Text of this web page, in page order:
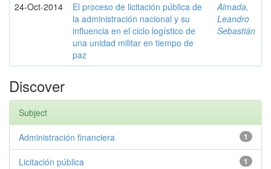
24-Oct-2014
El proceso de licitación pública de
la administración nacional y su
influencia en el ciclo logístico de
una unidad militar en tiempo de
paz
Almada,
Leandro
Sebastián
Discover
Subject
1
Administración financiera
1
Licitación pública